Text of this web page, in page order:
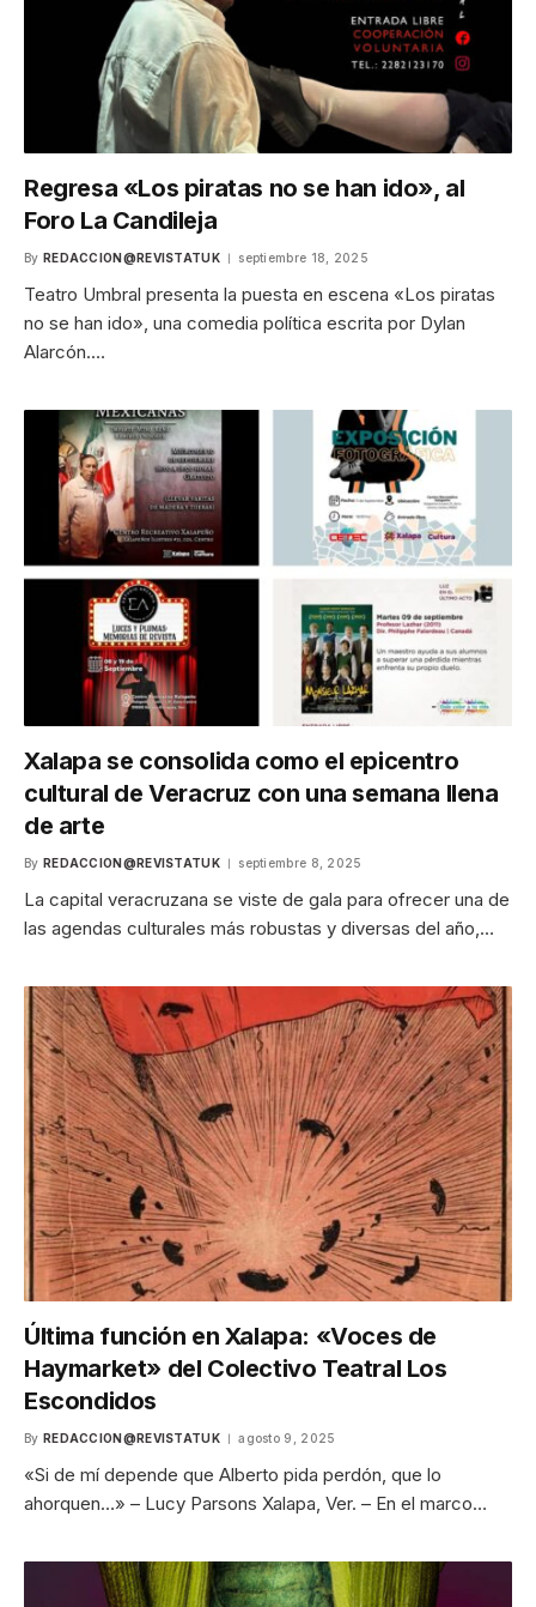
Regresa «Los piratas no se han ido», al
Foro La Candileja
By REDACCION@REVISTATUK septiembre 18, 2025
Teatro Umbral presenta la puesta en escena «Los piratas
no se han ido», una comedia política escrita por Dylan
Alarcón.…
Xalapa se consolida como el epicentro
cultural de Veracruz con una semana llena
de arte
By REDACCION@REVISTATUK septiembre 8, 2025
La capital veracruzana se viste de gala para ofrecer una de
las agendas culturales más robustas y diversas del año,…
Última función en Xalapa: «Voces de
Haymarket» del Colectivo Teatral Los
Escondidos
By REDACCION@REVISTATUK agosto 9, 2025
«Si de mí depende que Alberto pida perdón, que lo
ahorquen…» – Lucy Parsons Xalapa, Ver. – En el marco…